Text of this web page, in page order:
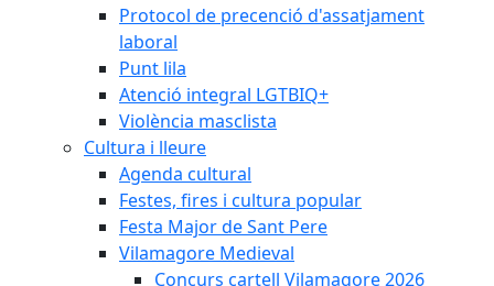
Protocol de precenció d'assatjament
laboral
Punt lila
Atenció integral LGTBIQ+
Violència masclista
Cultura i lleure
Agenda cultural
Festes, fires i cultura popular
Festa Major de Sant Pere
Vilamagore Medieval
Concurs cartell Vilamagore 2026